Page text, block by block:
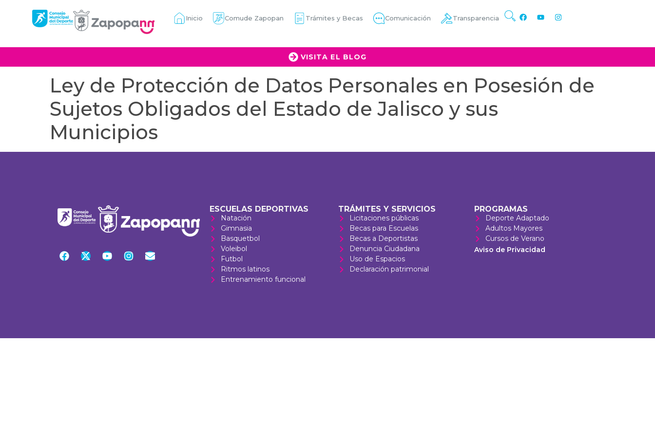
Inicio Comude Zapopan Trámites y Becas Comunicación Transparencia
VISITA EL BLOG
Ley de Protección de Datos Personales en Posesión de
Sujetos Obligados del Estado de Jalisco y sus
Municipios
ESCUELAS DEPORTIVAS
Natación
Gimnasia
Basquetbol
Voleibol
Futbol
Ritmos latinos
Entrenamiento funcional
TRÁMITES Y SERVICIOS
Licitaciones públicas
Becas para Escuelas
Becas a Deportistas
Denuncia Ciudadana
Uso de Espacios
Declaración patrimonial
PROGRAMAS
Deporte Adaptado
Adultos Mayores
Cursos de Verano
Aviso de Privacidad